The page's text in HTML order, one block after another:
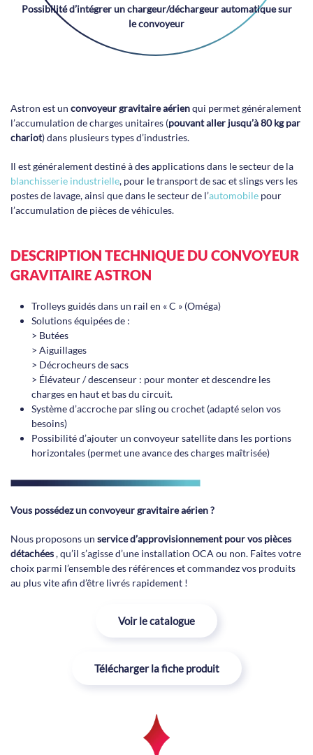
Possibilité d’intégrer un chargeur/déchargeur automatique sur
le convoyeur
Astron est un convoyeur gravitaire aérienqui permet généralement
l’accumulation de charges unitaires (pouvant aller jusqu’à 80 kg par
chariot) dans plusieurs types d’industries.
Il est généralement destiné à des applications dans le secteur de la
blanchisserie industrielle, pour le transport de sac et slings vers les
postes de lavage, ainsi que dans le secteur de l’automobile pour
l’accumulation de pièces de véhicules.
DESCRIPTION TECHNIQUE DU CONVOYEUR
GRAVITAIRE ASTRON
Trolleys guidés dans un rail en « C » (Oméga)
Solutions équipées de :
> Butées
> Aiguillages
> Décrocheurs de sacs
> Élévateur / descenseur : pour monter et descendre les
charges en haut et bas du circuit.
Système d’accroche par sling ou crochet (adapté selon vos
besoins)
Possibilité d’ajouter un convoyeur satellite dans les portions
horizontales (permet une avance des charges maîtrisée)
Vous possédez un convoyeur gravitaire aérien ?
Nous proposons un service d’approvisionnement pour vos pièces
détachées, qu’il s’agisse d’une installation OCA ou non. Faites votre
choix parmi l’ensemble des références et commandez vos produits
au plus vite afin d’être livrés rapidement !
Voir le catalogue
Télécharger la fiche produit